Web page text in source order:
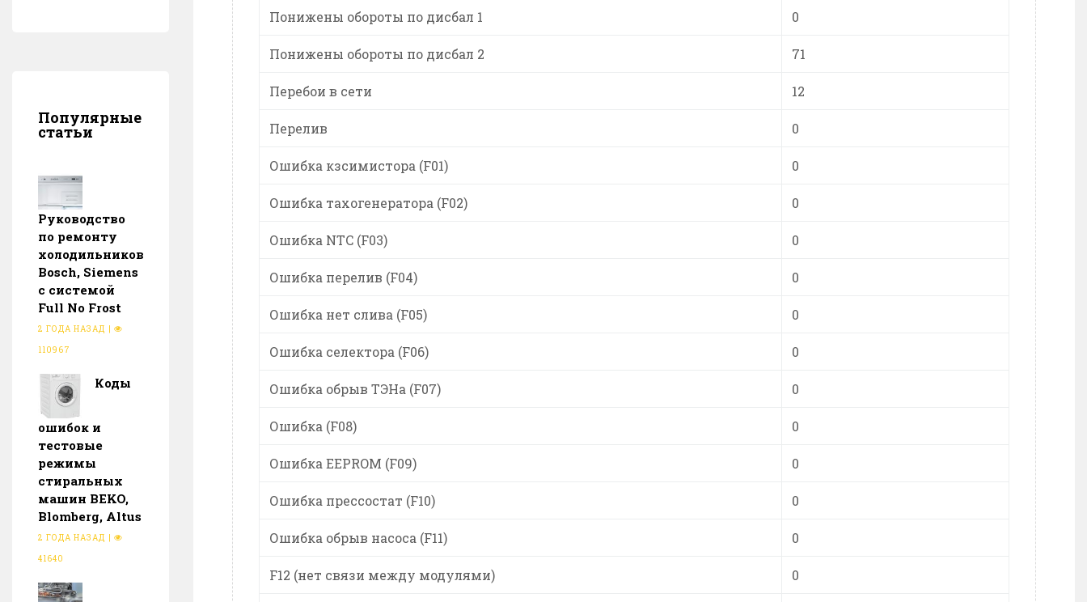
Популярные
статьи
Руководство
по ремонту
холодильников
Bosch, Siemens
с системой
Full No Frost
2 ГОДА НАЗАД |
110967
Коды
ошибок и
тестовые
режимы
стиральных
машин BEKO,
Blomberg, Altus
2 ГОДА НАЗАД |
41640
Понижены обороты по дисбал 1 0
Понижены обороты по дисбал 2 71
Перебои в сети 12
Перелив 0
Ошибка кзсимистора (F01) 0
Ошибка тахогенератора (F02) 0
Ошибка NTC (F03) 0
Ошибка перелив (F04) 0
Ошибка нет слива (F05) 0
Ошибка селектора (F06) 0
Ошибка обрыв ТЭНа (F07) 0
Ошибка (F08) 0
Ошибка EEPROM (F09) 0
Ошибка прессостат (F10) 0
Ошибка обрыв насоса (F11) 0
F12 (нет связи между модулями) 0